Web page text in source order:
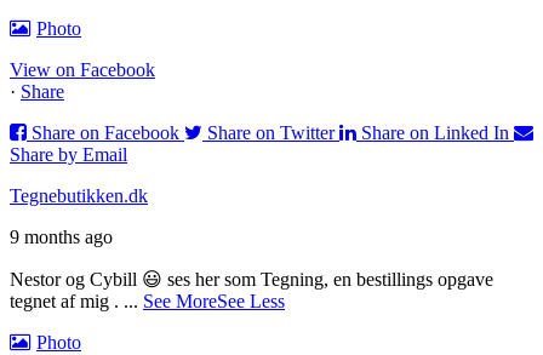
Photo
View on Facebook
· Share
Share on Facebook
Share on Twitter
Share on Linked In
Share by Email
Tegnebutikken.dk
9 months ago
Nestor og Cybill 😃 ses her som Tegning, en bestillings opgave
tegnet af mig . ... See MoreSee Less
Photo